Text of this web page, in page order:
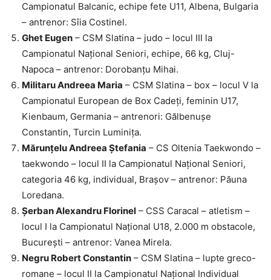
Campionatul Balcanic, echipe fete U11, Albena, Bulgaria
– antrenor: Sîia Costinel.
Ghet Eugen – CSM Slatina – judo – locul III la
Campionatul Național Seniori, echipe, 66 kg, Cluj-
Napoca – antrenor: Dorobanțu Mihai.
Militaru Andreea Maria – CSM Slatina – box – locul V la
Campionatul European de Box Cadeți, feminin U17,
Kienbaum, Germania – antrenori: Gălbenușe
Constantin, Turcin Luminița.
Mărunțelu Andreea Ștefania – CS Oltenia Taekwondo –
taekwondo – locul II la Campionatul Național Seniori,
categoria 46 kg, individual, Brașov – antrenor: Păuna
Loredana.
Șerban Alexandru Florinel – CSS Caracal – atletism –
locul I la Campionatul Național U18, 2.000 m obstacole,
București – antrenor: Vanea Mirela.
Negru Robert Constantin – CSM Slatina – lupte greco-
romane – locul II la Campionatul Național Individual